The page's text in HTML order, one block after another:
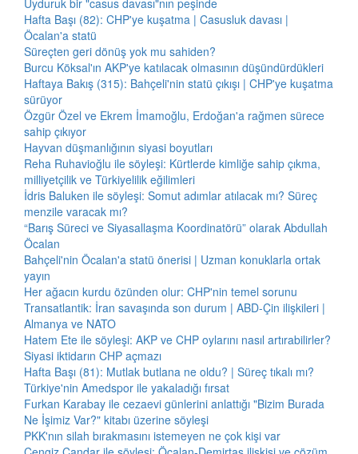
Uyduruk bir "casus davası"nın peşinde
Hafta Başı (82): CHP'ye kuşatma | Casusluk davası |
Öcalan'a statü
Süreçten geri dönüş yok mu sahiden?
Burcu Köksal'ın AKP'ye katılacak olmasının düşündürdükleri
Haftaya Bakış (315): Bahçeli'nin statü çıkışı | CHP'ye kuşatma
sürüyor
Özgür Özel ve Ekrem İmamoğlu, Erdoğan'a rağmen sürece
sahip çıkıyor
Hayvan düşmanlığının siyasi boyutları
Reha Ruhavioğlu ile söyleşi: Kürtlerde kimliğe sahip çıkma,
milliyetçilik ve Türkiyelilik eğilimleri
İdris Baluken ile söyleşi: Somut adımlar atılacak mı? Süreç
menzile varacak mı?
“Barış Süreci ve Siyasallaşma Koordinatörü” olarak Abdullah
Öcalan
Bahçeli'nin Öcalan'a statü önerisi | Uzman konuklarla ortak
yayın
Her ağacın kurdu özünden olur: CHP'nin temel sorunu
Transatlantik: İran savaşında son durum | ABD-Çin ilişkileri |
Almanya ve NATO
Hatem Ete ile söyleşi: AKP ve CHP oylarını nasıl artırabilirler?
Siyasi iktidarın CHP açmazı
Hafta Başı (81): Mutlak butlana ne oldu? | Süreç tıkalı mı?
Türkiye'nin Amedspor ile yakaladığı fırsat
Furkan Karabay ile cezaevi günlerini anlattığı "Bizim Burada
Ne İşimiz Var?" kitabı üzerine söyleşi
PKK'nın silah bırakmasını istemeyen ne çok kişi var